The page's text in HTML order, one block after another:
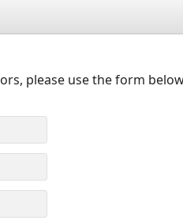
please use the form